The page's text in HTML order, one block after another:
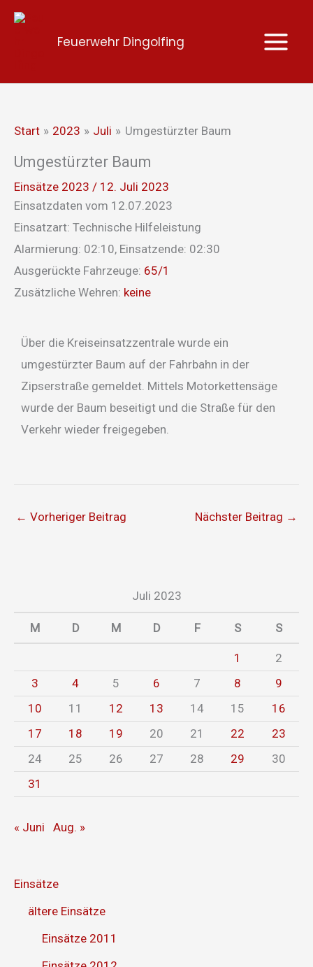
Zum
Feuerwehr Dingolfing
Start 2023 Juli Umgestürzter Baum
Umgestürzter Baum
Einsätze 2023 / 12. Juli 2023
Einsatzdaten vom 12.07.2023
Einsatzart: Technische Hilfeleistung
Alarmierung: 02:10, Einsatzende: 02:30
Ausgerückte Fahrzeuge: 65/1
Zusätzliche Wehren: keine
Über die Kreiseinsatzzentrale wurde ein
umgestürzter Baum auf der Fahrbahn in der
Zipserstraße gemeldet. Mittels Motorkettensäge
wurde der Baum beseitigt und die Straße für den
Verkehr wieder freigegeben.
← Vorheriger Beitrag Nächster Beitrag →
Juli 2023
M D M D F S S
1
2
3
4 5 6 7 8
9
10
11 12 13 14 15
16
17
18 19 20 21 22
23
24
25 26 27 28 29
30
31
« Juni Aug. »
Einsätze
ältere Einsätze
Einsätze 2011